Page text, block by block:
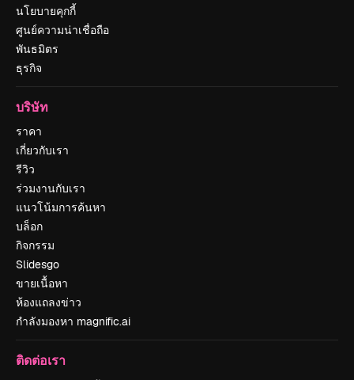
นโยบายคุกกี้
ศูนย์ความน่าเชื่อถือ
พันธมิตร
ธุรกิจ
บริษัท
ราคา
เกี่ยวกับเรา
รีวิว
ร่วมงานกับเรา
แนวโน้มการค้นหา
บล็อก
กิจกรรม
Slidesgo
ขายเนื้อหา
ห้องแถลงข่าว
กำลังมองหา magnific.ai
ติดต่อเรา